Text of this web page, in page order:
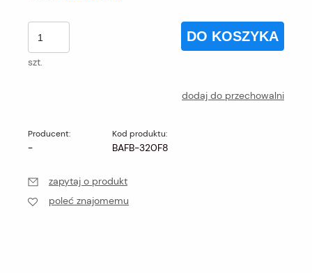
szt.
DO KOSZYKA
dodaj do przechowalni
Producent:
-
Kod produktu:
BAFB-320F8
zapytaj o produkt
poleć znajomemu